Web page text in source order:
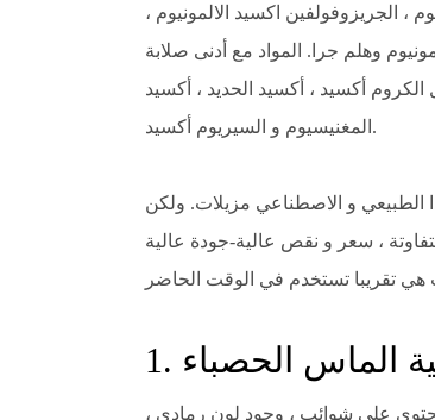
، الجريزوفولفين اكسيد الالمونيوم ،
وهلم جرا. المواد مع أدنى صلابة
أكسيد ، أكسيد الحديد ، أكسيد
المغنيسيوم و السيريوم أكسيد.
الطبيعي و الاصطناعي مزيلات. ولكن
، سعر و نقص عالية-جودة عالية
الماس الحصباء
على شوائب ، وجود لون رمادي ،